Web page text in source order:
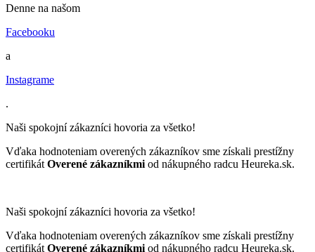
Denne na našom
Facebooku
a
Instagrame
.
Naši spokojní zákazníci hovoria za všetko!
Vďaka hodnoteniam overených zákazníkov sme získali prestížny
certifikát Overené zákazníkmi od nákupného radcu Heureka.sk.
Naši spokojní zákazníci hovoria za všetko!
Vďaka hodnoteniam overených zákazníkov sme získali prestížny
certifikát Overené zákazníkmi od nákupného radcu Heureka.sk.